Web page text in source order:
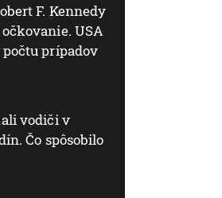
F. Kennedy
USA
prípadov
vodiči v
Čo spôsobilo